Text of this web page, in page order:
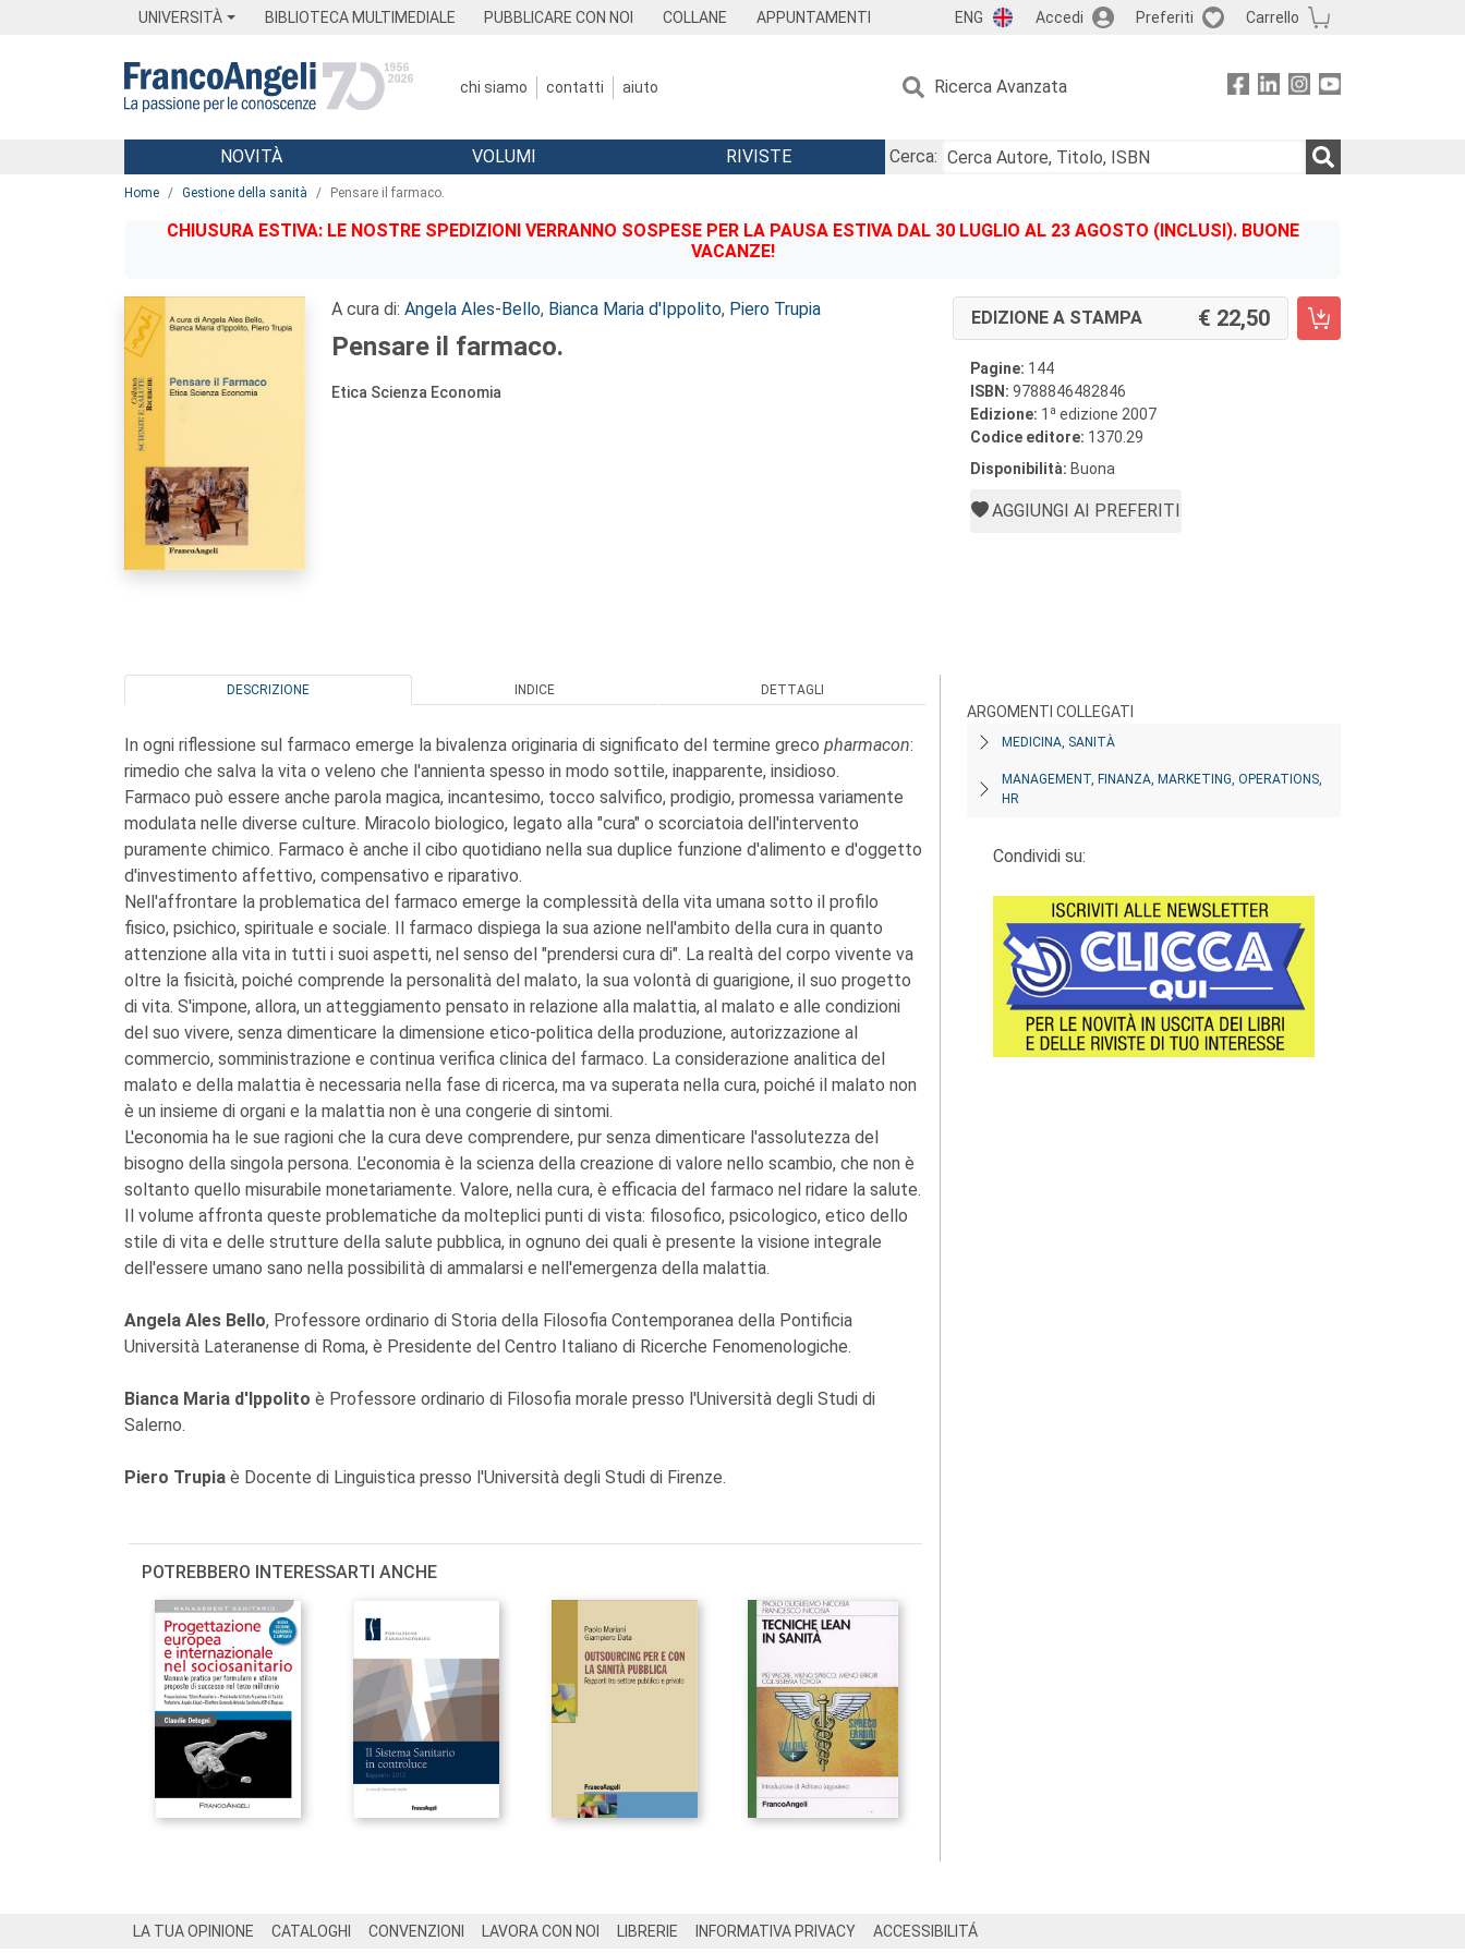
UNIVERSITÀ BIBLIOTECA MULTIMEDIALE PUBBLICARE CON NOI COLLANE APPUNTAMENTI ENG Accedi Preferiti Carrello
chi siamo contatti aiuto Ricerca Avanzata
Menu
NOVITÀ VOLUMI RIVISTE
Cerca:
Home Gestione della sanità Pensare il farmaco.
CHIUSURA ESTIVA: LE NOSTRE SPEDIZIONI VERRANNO SOSPESE PER LA PAUSA ESTIVA DAL 30 LUGLIO AL 23 AGOSTO (INCLUSI). BUONE
VACANZE!
A cura di: Angela Ales-Bello, Bianca Maria d'Ippolito, Piero Trupia
Pensare il farmaco.
Etica Scienza Economia
EDIZIONE A STAMPA 22,50
Pagine: 144
ISBN: 9788846482846
Edizione: 1 a edizione 2007
Codice editore: 1370.29
Disponibilità: Buona
AGGIUNGI AI PREFERITI
DESCRIZIONE INDICE DETTAGLI
In ogni riflessione sul farmaco emerge la bivalenza originaria di significato del termine greco pharmacon:
rimedio che salva la vita o veleno che l'annienta spesso in modo sottile, inapparente, insidioso.
Farmaco può essere anche parola magica, incantesimo, tocco salvifico, prodigio, promessa variamente
modulata nelle diverse culture. Miracolo biologico, legato alla "cura" o scorciatoia dell'intervento
puramente chimico. Farmaco è anche il cibo quotidiano nella sua duplice funzione d'alimento e d'oggetto
d'investimento affettivo, compensativo e riparativo.
Nell'affrontare la problematica del farmaco emerge la complessità della vita umana sotto il profilo
fisico, psichico, spirituale e sociale. Il farmaco dispiega la sua azione nell'ambito della cura in quanto
attenzione alla vita in tutti i suoi aspetti, nel senso del "prendersi cura di". La realtà del corpo vivente va
oltre la fisicità, poiché comprende la personalità del malato, la sua volontà di guarigione, il suo progetto
di vita. S'impone, allora, un atteggiamento pensato in relazione alla malattia, al malato e alle condizioni
del suo vivere, senza dimenticare la dimensione etico-politica della produzione, autorizzazione al
commercio, somministrazione e continua verifica clinica del farmaco. La considerazione analitica del
malato e della malattia è necessaria nella fase di ricerca, ma va superata nella cura, poiché il malato non
è un insieme di organi e la malattia non è una congerie di sintomi.
L'economia ha le sue ragioni che la cura deve comprendere, pur senza dimenticare l'assolutezza del
bisogno della singola persona. L'economia è la scienza della creazione di valore nello scambio, che non è
soltanto quello misurabile monetariamente. Valore, nella cura, è efficacia del farmaco nel ridare la salute.
Il volume affronta queste problematiche da molteplici punti di vista: filosofico, psicologico, etico dello
stile di vita e delle strutture della salute pubblica, in ognuno dei quali è presente la visione integrale
dell'essere umano sano nella possibilità di ammalarsi e nell'emergenza della malattia.
Angela Ales Bello, Professore ordinario di Storia della Filosofia Contemporanea della Pontificia
Università Lateranense di Roma, è Presidente del Centro Italiano di Ricerche Fenomenologiche.
Bianca Maria d'Ippolito è Professore ordinario di Filosofia morale presso l'Università degli Studi di
Salerno.
Piero Trupia è Docente di Linguistica presso l'Università degli Studi di Firenze.
POTREBBERO INTERESSARTI ANCHE
ARGOMENTI COLLEGATI
MEDICINA, SANITÀ
MANAGEMENT, FINANZA, MARKETING, OPERATIONS,
HR
Condividi su:
LA TUA OPINIONE CATALOGHI CONVENZIONI LAVORA CON NOI LIBRERIE INFORMATIVA PRIVACY ACCESSIBILITÁ